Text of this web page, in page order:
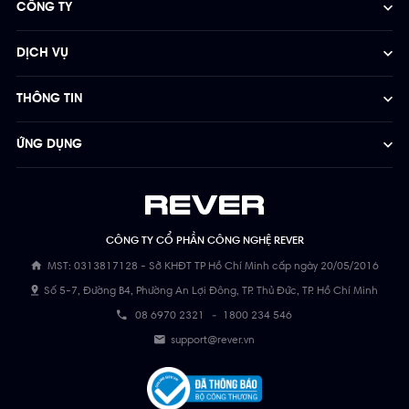
CÔNG TY CỔ PHẦN CÔNG NGHỆ REVER
MST: 0313817128 - Sở KHĐT TP Hồ Chí Minh cấp ngày 20/05/2016
Số 5-7, Đường B4, Phường An Lợi Đông, TP. Thủ Đức, TP. Hồ Chí Minh
08 6970 2321 - 1800 234 546
support@rever.vn
CÔNG TY
DỊCH VỤ
THÔNG TIN
ỨNG DỤNG